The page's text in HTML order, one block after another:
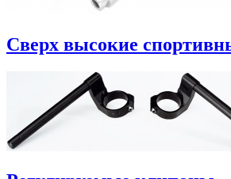
Сверх высокие